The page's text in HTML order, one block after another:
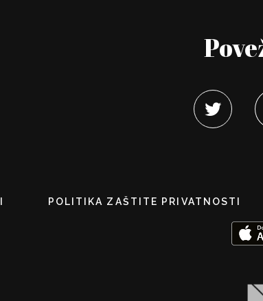
POLITIKA ZAŠTITE PRIVATNOSTI